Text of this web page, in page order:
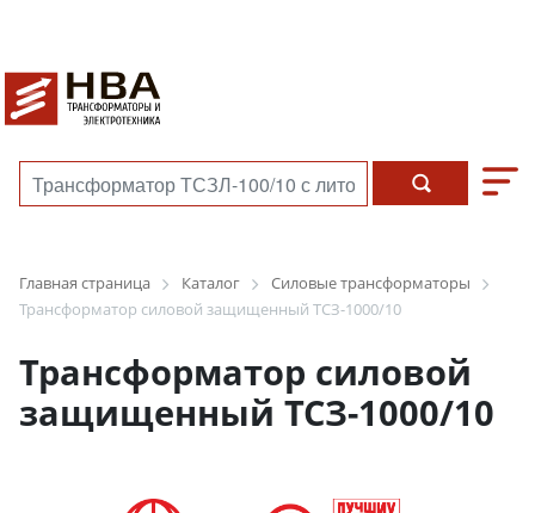
Главная страница Каталог
Силовые трансформаторы
Трансформатор силовой защищенный ТСЗ-1000/10
Трансформатор силовой
защищенный ТСЗ-1000/10